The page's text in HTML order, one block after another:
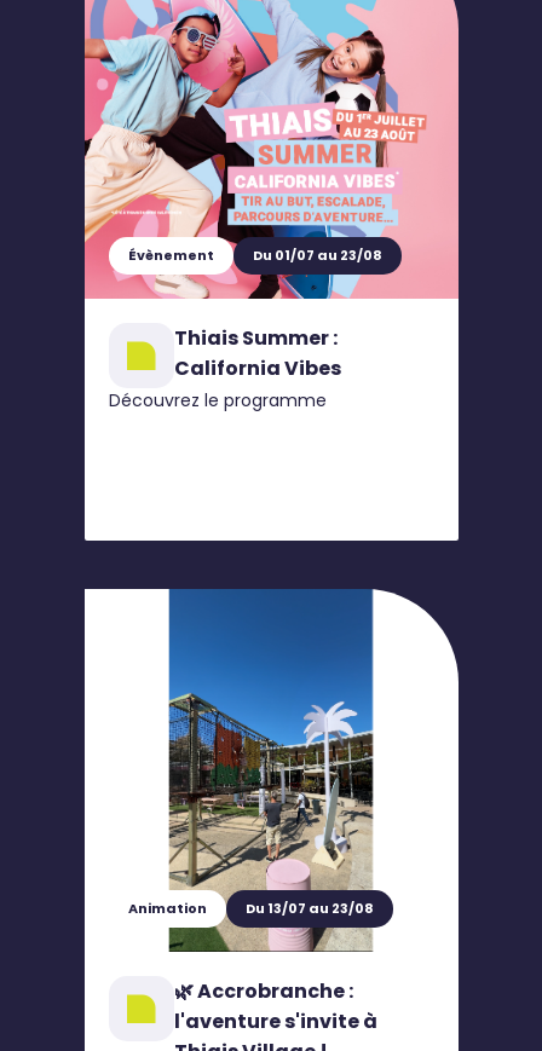
Évènement Du 01/07 au 23/08
Thiais Summer :
California Vibes
Découvrez le programme
Animation Du 13/07 au 23/08
🌿 Accrobranche :
l'aventure s'invite à